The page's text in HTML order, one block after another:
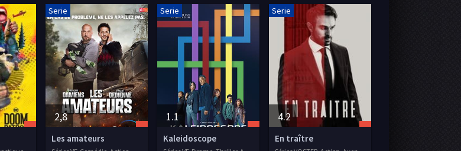
2,8
Serie
Les amateurs
1.1
Serie
Kaleidoscope
4.2
Serie
En traître